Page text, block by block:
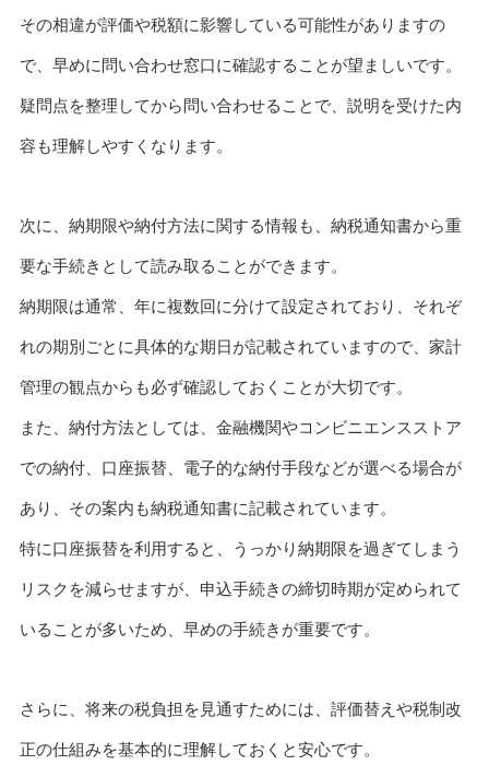
その相違が評価や税額に影響している可能性がありますの
で、早めに問い合わせ窓口に確認することが望ましいです。
疑問点を整理してから問い合わせることで、説明を受けた内
容も理解しやすくなります。
次に、納期限や納付方法に関する情報も、納税通知書から重
要な手続きとして読み取ることができます。
納期限は通常、年に複数回に分けて設定されており、それぞ
れの期別ごとに具体的な期日が記載されていますので、家計
管理の観点からも必ず確認しておくことが大切です。
また、納付方法としては、金融機関やコンビニエンスストア
での納付、口座振替、電子的な納付手段などが選べる場合が
あり、その案内も納税通知書に記載されています。
特に口座振替を利用すると、うっかり納期限を過ぎてしまう
リスクを減らせますが、申込手続きの締切時期が定められて
いることが多いため、早めの手続きが重要です。
さらに、将来の税負担を見通すためには、評価替えや税制改
正の仕組みを基本的に理解しておくと安心です。